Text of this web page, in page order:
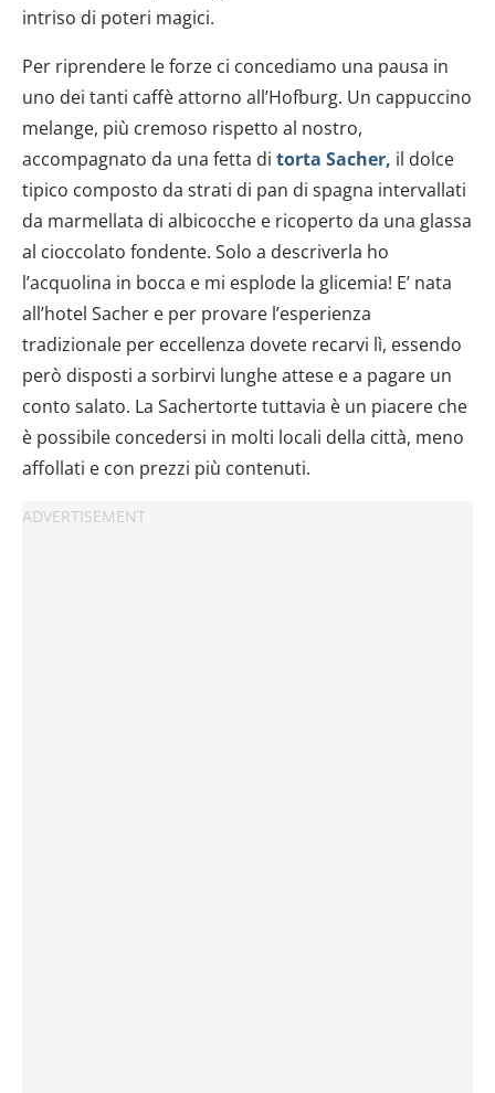
intriso di poteri magici.
Per riprendere le forze ci concediamo una pausa in
uno dei tanti caffè attorno all’Hofburg. Un cappuccino
melange, più cremoso rispetto al nostro,
accompagnato da una fetta di torta Sacher, il dolce
tipico composto da strati di pan di spagna intervallati
da marmellata di albicocche e ricoperto da una glassa
al cioccolato fondente. Solo a descriverla ho
l’acquolina in bocca e mi esplode la glicemia! E’ nata
all’hotel Sacher e per provare l’esperienza
tradizionale per eccellenza dovete recarvi lì, essendo
però disposti a sorbirvi lunghe attese e a pagare un
conto salato. La Sachertorte tuttavia è un piacere che
è possibile concedersi in molti locali della città, meno
affollati e con prezzi più contenuti.